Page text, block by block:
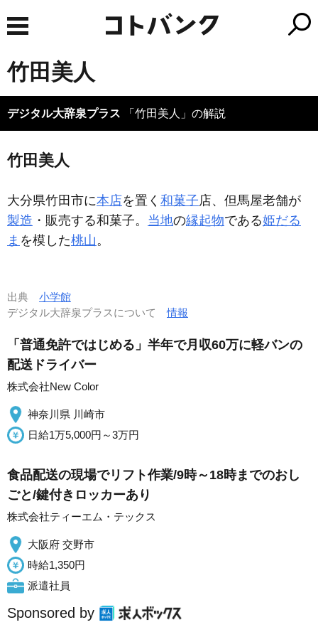
竹田美人
デジタル大辞泉プラス 「竹田美人」の解説
竹田美人
大分県竹田市に本店を置く 和菓子店、但馬屋老舗が
製造 ・販売する和菓子。 当地の縁起物である姫だる
ま を模した桃山。
出典 小学館
デジタル大辞泉プラスについて情報
「普通免許ではじめる」半年で月収60万に軽バンの
配送ドライバー
株式会社New Color
神奈川県 川崎市
日給1万5,000円～3万円
食品配送の現場でリフト作業/9時～18時までのおし
ごと/鍵付きロッカーあり
株式会社ティーエム・テックス
大阪府 交野市
時給1,350円
派遣社員
Sponsored by